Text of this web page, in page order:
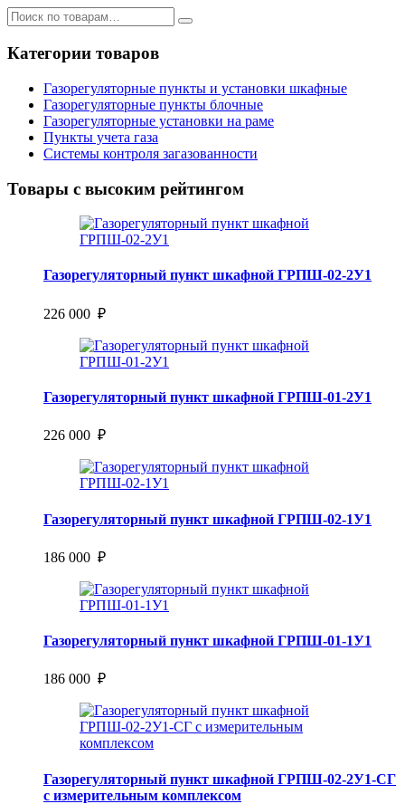
Категории товаров
Газорегуляторные пункты и установки шкафные
Газорегуляторные пункты блочные
Газорегуляторные установки на раме
Пункты учета газа
Системы контроля загазованности
Товары с высоким рейтингом
Газорегуляторный пункт шкафной ГРПШ-02-2У1
226 000 ₽
Газорегуляторный пункт шкафной ГРПШ-01-2У1
226 000 ₽
Газорегуляторный пункт шкафной ГРПШ-02-1У1
186 000 ₽
Газорегуляторный пункт шкафной ГРПШ-01-1У1
186 000 ₽
Газорегуляторный пункт шкафной ГРПШ-02-2У1-СГ
с измерительным комплексом